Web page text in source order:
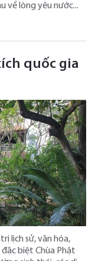
về lòng yêu nước...
quốc gia
lịch sử, văn hóa,
biệt Chùa Phật